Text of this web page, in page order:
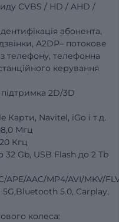
CVBS / HD / AHD /
абонента,
A2DP– потокове
телефону, телефонна
керування
2D/3D
Карти, Navitel, iGo і т.д.
Мгц
Кгц
32 Gb, USB Flash до 2 Tb
APE/AAC/MP4/AVI/MKV/
5G,Bluetooth 5.0, Carplay,
колеса: